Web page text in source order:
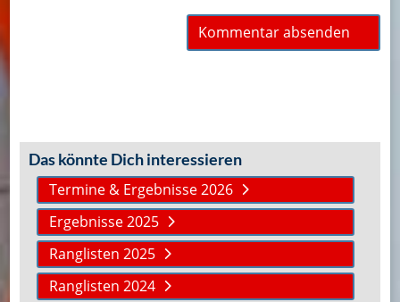
Das könnte Dich interessieren
Termine & Ergebnisse 2026
Ergebnisse 2025
Ranglisten 2025
Ranglisten 2024